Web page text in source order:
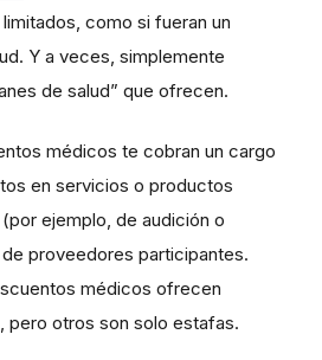
como si fueran un
Y a veces, simplemente
de salud” que ofrecen.
médicos te cobran un cargo
en servicios o productos
ejemplo, de audición o
proveedores participantes.
médicos ofrecen
pero otros son solo estafas.